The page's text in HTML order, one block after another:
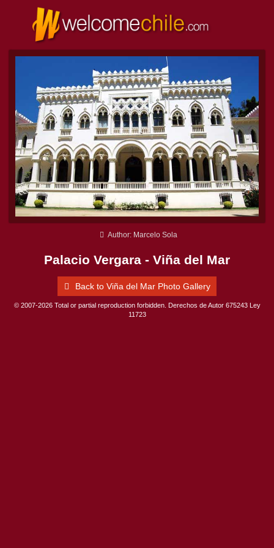
Author: Marcelo Sola
Palacio Vergara - Viña del Mar
Back to Viña del Mar Photo Gallery
© 2007-2026 Total or partial reproduction forbidden. Derechos de Autor 675243 Ley
11723